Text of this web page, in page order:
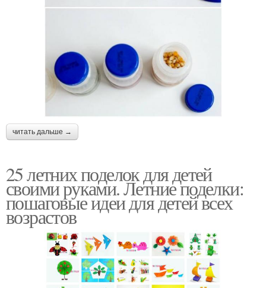
читать дальше →
25 летних поделок для детей
своими руками. Летние поделки:
пошаговые идеи для детей всех
возрастов